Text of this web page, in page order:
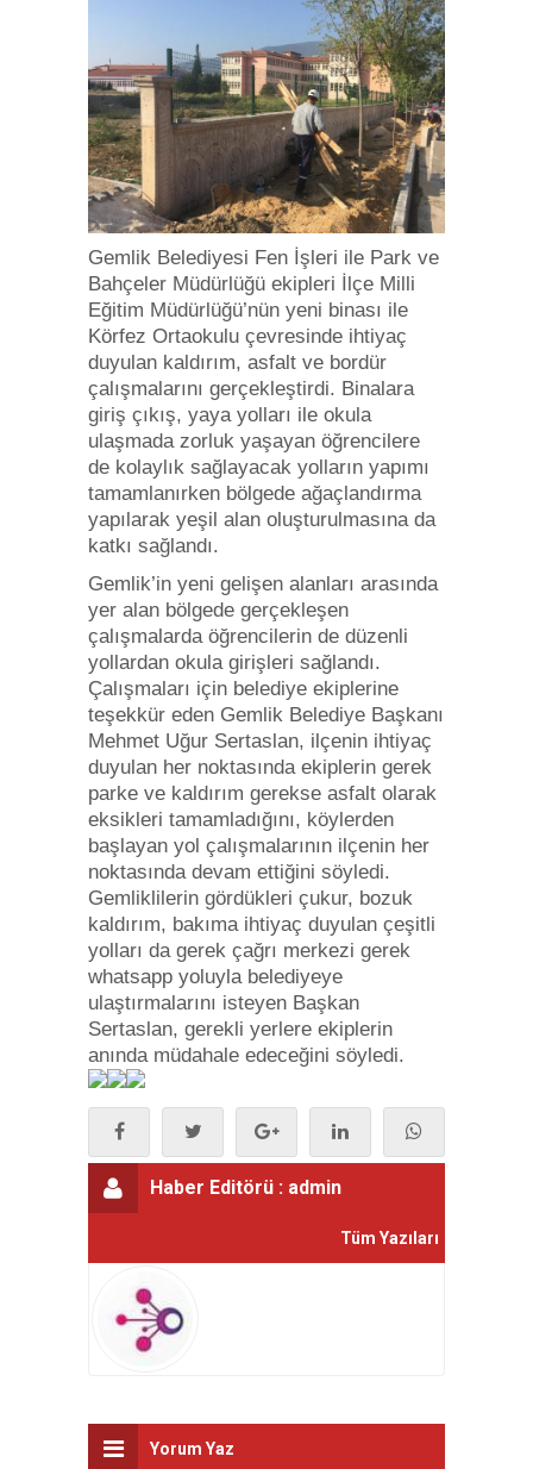
Gemlik Belediyesi Fen İşleri ile Park ve
Bahçeler Müdürlüğü ekipleri İlçe Milli
Eğitim Müdürlüğü’nün yeni binası ile
Körfez Ortaokulu çevresinde ihtiyaç
duyulan kaldırım, asfalt ve bordür
çalışmalarını gerçekleştirdi. Binalara
giriş çıkış, yaya yolları ile okula
ulaşmada zorluk yaşayan öğrencilere
de kolaylık sağlayacak yolların yapımı
tamamlanırken bölgede ağaçlandırma
yapılarak yeşil alan oluşturulmasına da
katkı sağlandı.
Gemlik’in yeni gelişen alanları arasında
yer alan bölgede gerçekleşen
çalışmalarda öğrencilerin de düzenli
yollardan okula girişleri sağlandı.
Çalışmaları için belediye ekiplerine
teşekkür eden Gemlik Belediye Başkanı
Mehmet Uğur Sertaslan, ilçenin ihtiyaç
duyulan her noktasında ekiplerin gerek
parke ve kaldırım gerekse asfalt olarak
eksikleri tamamladığını, köylerden
başlayan yol çalışmalarının ilçenin her
noktasında devam ettiğini söyledi.
Gemliklilerin gördükleri çukur, bozuk
kaldırım, bakıma ihtiyaç duyulan çeşitli
yolları da gerek çağrı merkezi gerek
whatsapp yoluyla belediyeye
ulaştırmalarını isteyen Başkan
Sertaslan, gerekli yerlere ekiplerin
anında müdahale edeceğini söyledi.
Haber Editörü : admin
Tüm Yazıları
Yorum Yaz